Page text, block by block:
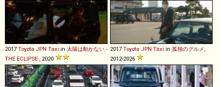
2017 Toyota JPN Taxi in 太陽は動かない -
THE ECLIPSE- , 2020
2017 Toyota JPN Taxi in 孤独のグルメ
2012-2026